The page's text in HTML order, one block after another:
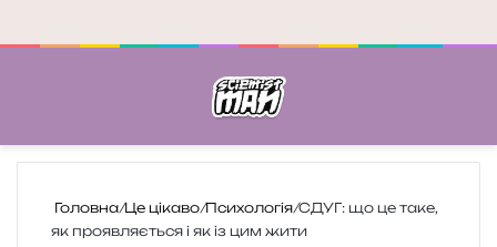
Головна/Це цікаво/Психологія/СДУГ: що це таке,
як проявляється і як із цим жити